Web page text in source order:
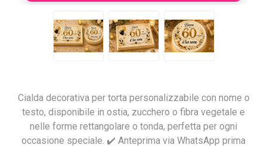
Cialda decorativa per torta personalizzabile con nome o
testo, disponibile in ostia, zucchero o fibra vegetale e
nelle forme rettangolare o tonda, perfetta per ogni
occasione speciale. ✔️ Anteprima via WhatsApp prima